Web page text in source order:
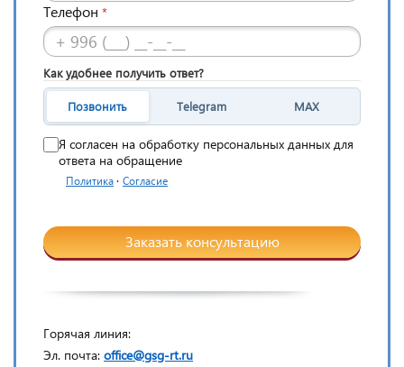
Телефон *
Как удобнее получить ответ?
Позвонить Telegram MAX
Я согласен на обработку персональных данных для
ответа на обращение
Политика · Согласие
Заказать консультацию
Горячая линия:
Эл. почта: office@gsg-rt.ru